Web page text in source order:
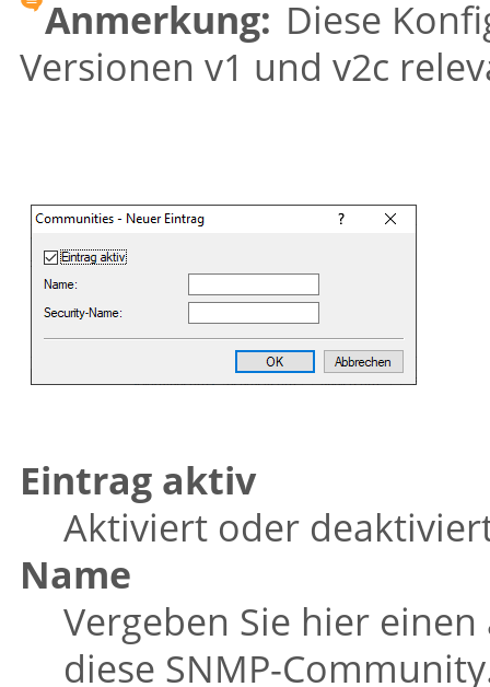
Anmerkung: Diese
Versionen v1 und v2c
Eintrag aktiv
Aktiviert oder
Name
Vergeben Sie hier
diese SNMP-